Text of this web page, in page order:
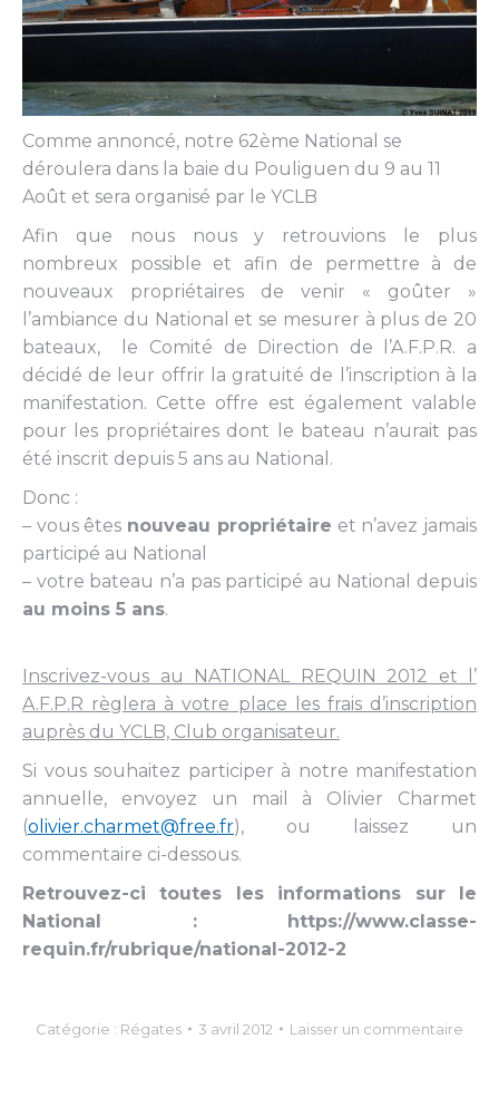
Comme annoncé, notre 62ème National se
déroulera dans la baie du Pouliguen du 9 au 11
Août et sera organisé par le YCLB
Afin que nous nous y retrouvions le plus
nombreux possible et afin de permettre à de
nouveaux propriétaires de venir « goûter »
l’ambiance du National et se mesurer à plus de 20
bateaux, le Comité de Direction de l’A.F.P.R. a
décidé de leur offrir la gratuité de l’inscription à la
manifestation. Cette offre est également valable
pour les propriétaires dont le bateau n’aurait pas
été inscrit depuis 5 ans au National.
Donc :
– vous êtes nouveau propriétaire et n’avez jamais
participé au National
– votre bateau n’a pas participé au National depuis
au moins 5 ans.
Inscrivez-vous au NATIONAL REQUIN 2012 et l’
A.F.P.R règlera à votre place les frais d’inscription
auprès du YCLB, Club organisateur.
Si vous souhaitez participer à notre manifestation
annuelle, envoyez un mail à Olivier Charmet
(olivier.charmet@free.fr), ou laissez un
commentaire ci-dessous.
Retrouvez-ci toutes les informations sur le
National : https://www.classe-
requin.fr/rubrique/national-2012-2
Catégorie : Régates 3 avril 2012 Laisser un commentaire